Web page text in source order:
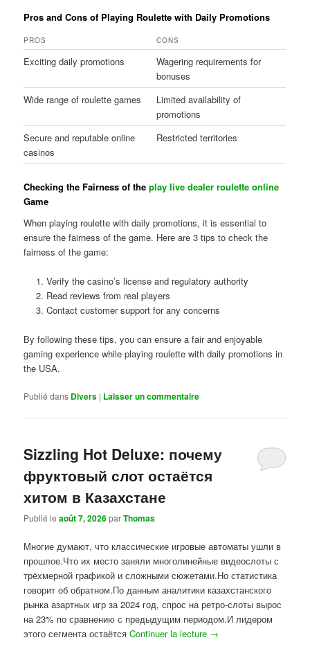
Pros and Cons of Playing Roulette with Daily Promotions
PROS CONS
Exciting daily promotions
Wagering requirements for
bonuses
Wide range of roulette games
Limited availability of
promotions
Secure and reputable online
casinos
Restricted territories
Checking the Fairness of theplay live dealer roulette online
Game
When playing roulette with daily promotions, it is essential to
ensure the fairness of the game. Here are 3 tips to check the
fairness of the game:
Verify the casino’s license and regulatory authority
Read reviews from real players
Contact customer support for any concerns
By following these tips, you can ensure a fair and enjoyable
gaming experience while playing roulette with daily promotions in
the USA.
Publié dans Divers | Laisser un commentaire
Sizzling Hot Deluxe: почему
фруктовый слот остаётся
хитом в Казахстане
Publié leaoût 7, 2026parThomas
Многие думают, что классические игровые автоматы ушли в
прошлое.Что их место заняли многолинейные видеослоты с
трёхмерной графикой и сложными сюжетами.Но статистика
говорит об обратном.По данным аналитики казахстанского
рынка азартных игр за 2024 год, спрос на ретро-слоты вырос
на 23% по сравнению с предыдущим периодом.И лидером
этого сегмента остаётсяContinuer la lecture →